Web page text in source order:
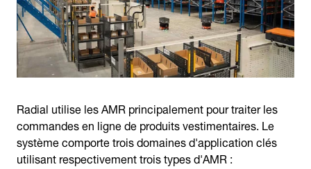
Radial utilise les AMR principalement pour traiter les
commandes en ligne de produits vestimentaires. Le
système comporte trois domaines d'application clés
utilisant respectivement trois types d'AMR :